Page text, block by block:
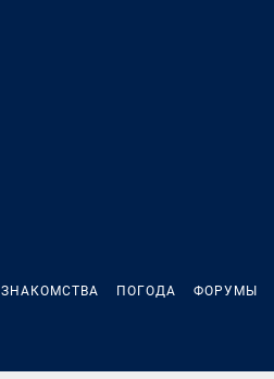
ЗНАКОМСТВА ПОГОДА ФОРУМЫ